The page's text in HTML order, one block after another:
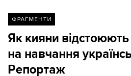
ФРАГМЕНТИ
Як кияни відстоюють
на навчання
Репортаж